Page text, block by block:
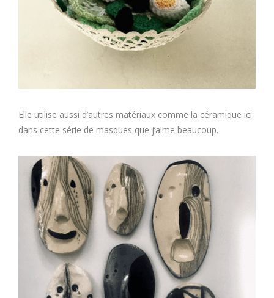
Elle utilise aussi d’autres matériaux comme la céramique ici
dans cette série de masques que j’aime beaucoup.